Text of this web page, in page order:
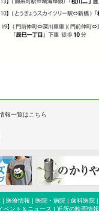
報一覧はこちら
| 医療情報 | 医院・病院| 歯科医院|
ベント＆ニュース | 近所の映画情報